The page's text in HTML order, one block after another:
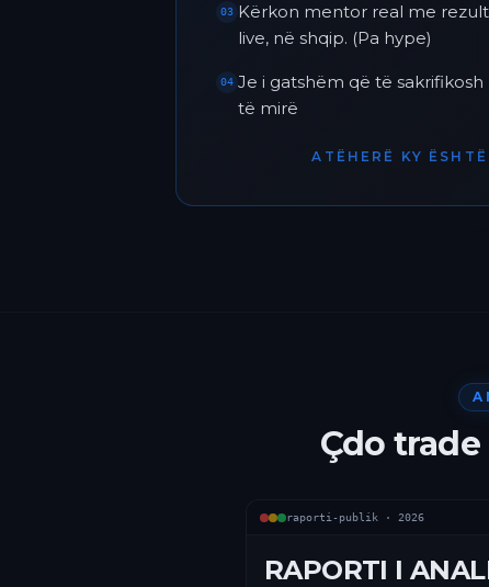
03 Kërkon mentor real me
live, në shqip. (Pa hype)
04 Je i gatshëm që të
të mirë
ATËHERË KY
Çdo
raporti-publik · 2026
RAPORTI I